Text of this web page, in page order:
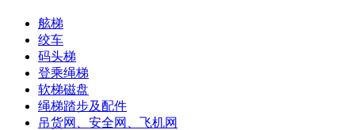
舷梯
绞车
码头梯
登乘绳梯
软梯磁盘
绳梯踏步及配件
吊货网、安全网、飞机网